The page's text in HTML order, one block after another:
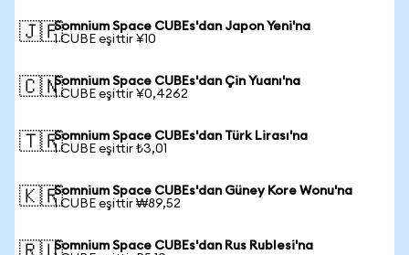
🇯🇵Somnium Space CUBEs'dan Japon Yeni'na
1 CUBE eşittir ¥10
🇨🇳Somnium Space CUBEs'dan Çin Yuanı'na
1 CUBE eşittir ¥0,4262
🇹🇷Somnium Space CUBEs'dan Türk Lirası'na
1 CUBE eşittir ₺3,01
🇰🇷Somnium Space CUBEs'dan Güney Kore Wonu'na
1 CUBE eşittir ₩89,52
Somnium Space CUBEs'dan Rus Rublesi'na